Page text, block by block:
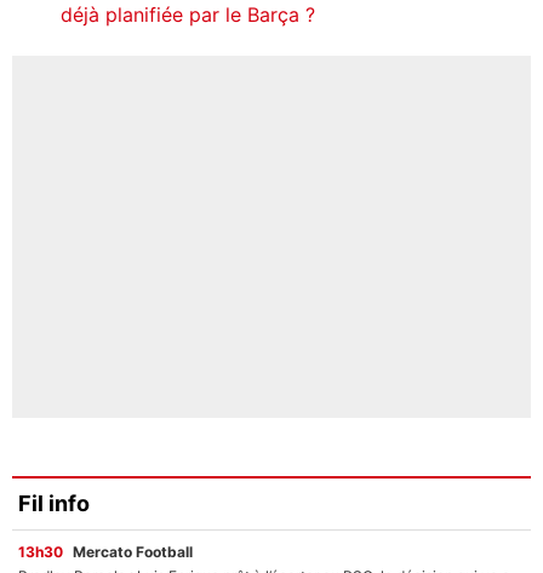
déjà planifiée par le Barça ?
Fil info
13h30 Mercato Football